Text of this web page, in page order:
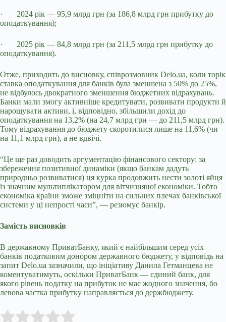
·
2024 рік — 95,9 млрд грн (за 186,8 млрд грн прибутку до
оподаткування);
·
2025 рік — 84,8 млрд грн (за 211,5 млрд грн прибутку до
оподаткування).
Отже, приходить до висновку, співрозмовник Delo.ua, коли торік
ставка оподаткування для банків була зменшена з 50% до 25%,
не відбулось двократного зменшення бюджетних відрахувань.
Банки мали змогу активніше кредитувати, розвивати продукти й
нарощувати активи, і, відповідно, збільшили дохід до
оподаткування на 13,2% (на 24,7 млрд грн — до 211,5 млрд грн).
Тому відрахування до бюджету скоротилися лише на 11,6% (чи
на 11,1 млрд грн), а не вдвічі.
“Це ще раз доводить аргументацію фінансового сектору: за
збереження позитивної динаміки (якщо банкам дадуть
природньо розвиватися) ця курка продовжить нести золоті яйця
із значним мультиплікатором для вітчизняної економіки. Тобто
економіка країни зможе зміцніти на сильних плечах банківської
системи у ці непрості часи”, — резюмує банкір.
Замість висновків
В державному ПриватБанку, який є найбільшим серед усіх
банків податковим донором державного бюджету, у відповідь на
запит Delo.ua зазначили, що ініціативу Данила Гетманцева не
коментуватимуть, оскільки ПриватБанк — єдиний банк, для
якого рівень податку на прибуток не має жодного значення, бо
левова частка прибутку направляється до держбюджету.
Rate this item: